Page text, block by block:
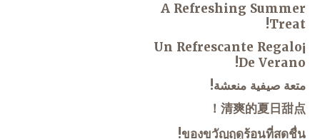
A Refreshing Summer
Treat!
¡Un Refrescante Regalo
De Verano!
متعة صيفية منعشة!
清爽的夏日甜点！
ของขวัญฤดูร้อนที่สดชื่น!